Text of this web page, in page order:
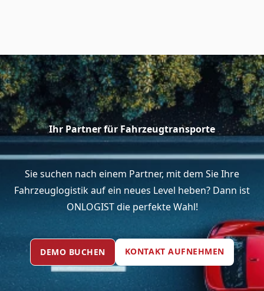
Ihr Partner für Fahrzeug­transporte
Sie suchen nach einem Partner, mit dem Sie Ihre
Fahrzeuglogistik auf ein neues Level heben? Dann ist
ONLOGIST die perfekte Wahl!
DEMO BUCHEN KONTAKT AUFNEHMEN